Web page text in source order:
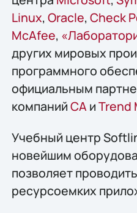
Linux, Oracle, Check
McAfee,
других мировых
программного
официальным
компанийСА иTrend
Учебный центр
новейшим
позволяет
ресурсоемких